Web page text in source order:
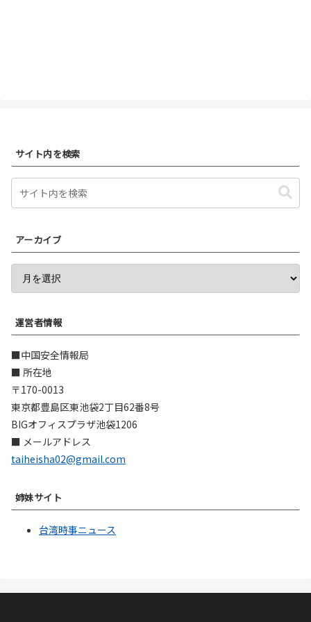
サイト内を検索
アーカイブ
運営者情報
■中国安全情報局
■ 所在地
〒170-0013
東京都豊島区東池袋2丁目62番8号
BIGオフィスプラザ池袋1206
■ メールアドレス
taiheisha02@gmail.com
姉妹サイト
台湾時事ニュース